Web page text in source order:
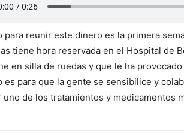
para reunir este dinero es la primera
tiene hora reservada en el Hospital de
en silla de ruedas y que le ha
es para que la gente se sensibilice y
uno de los tratamientos y medicamentos